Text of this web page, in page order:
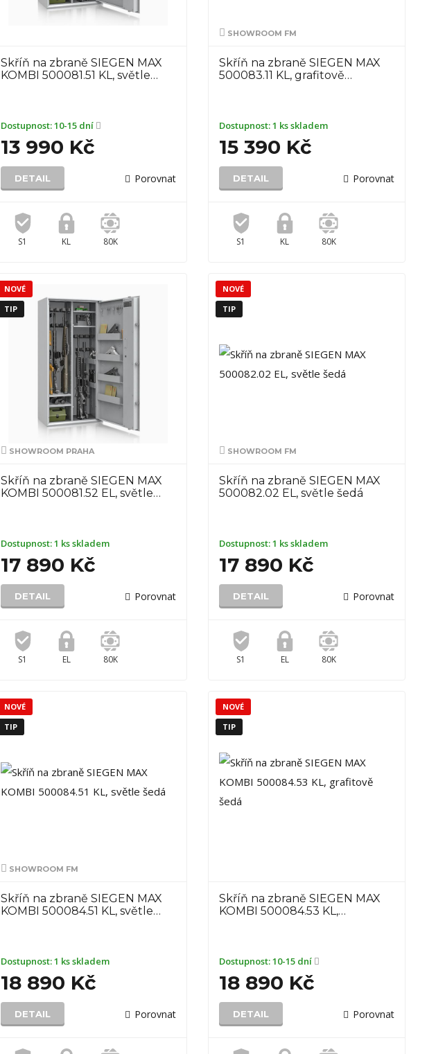
Skříň na zbraně SIEGEN MAX
KOMBI 500081.51 KL, světle…
Dostupnost:10-15 dní
13 990 Kč
DETAIL Porovnat
S1 KL 80K
SHOWROOM FM
Skříň na zbraně SIEGEN MAX
500083.11 KL, grafitově…
Dostupnost:1 ks skladem
15 390 Kč
DETAIL Porovnat
S1 KL 80K
SHOWROOM PRAHA
Skříň na zbraně SIEGEN MAX
KOMBI 500081.52 EL, světle…
Dostupnost:1 ks skladem
17 890 Kč
DETAIL Porovnat
S1 EL 80K
NOVÉ
TIP
SHOWROOM FM
Skříň na zbraně SIEGEN MAX
500082.02 EL, světle šedá
Dostupnost:1 ks skladem
17 890 Kč
DETAIL Porovnat
S1 EL 80K
NOVÉ
TIP
SHOWROOM FM
Skříň na zbraně SIEGEN MAX
KOMBI 500084.51 KL, světle…
Dostupnost:1 ks skladem
18 890 Kč
DETAIL Porovnat
NOVÉ
TIP
Skříň na zbraně SIEGEN MAX
KOMBI 500084.53 KL,…
Dostupnost:10-15 dní
18 890 Kč
DETAIL Porovnat
NOVÉ
TIP